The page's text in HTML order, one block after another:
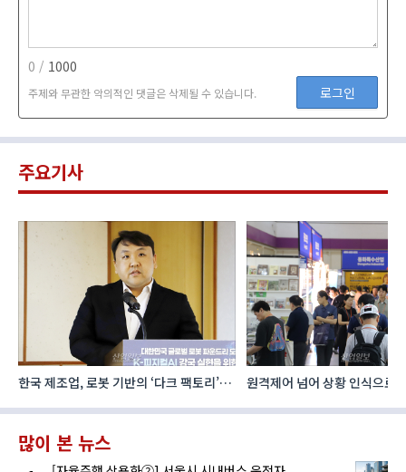
0 / 1000
주제와 무관한 악의적인 댓글은 삭제될 수 있습니다. 로그인
주요기사
한국 제조업, 로봇 기반의 ‘다크 팩토리’로
원격제어 넘어 상황 인식으로,
많이 본 뉴스